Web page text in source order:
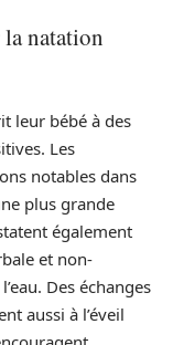
la natation
leur bébé à des
Les
notables dans
plus grande
également
et non-
Des échanges
aussi à l’éveil